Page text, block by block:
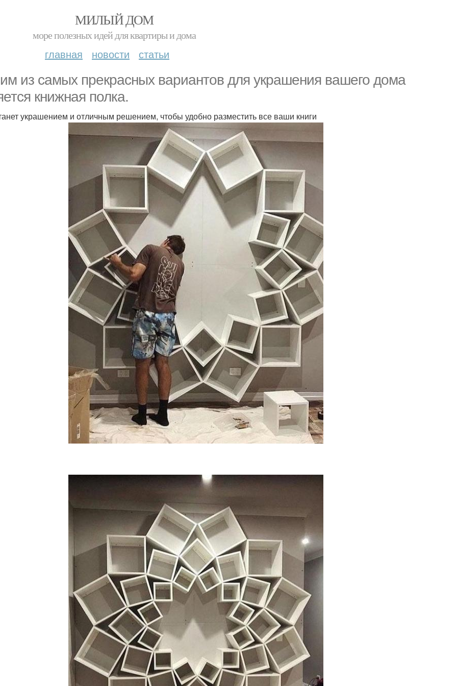
МИЛЫЙ ДОМ
море полезных идей для квартиры и дома
главная новости статьи
из самых прекрасных вариантов для украшения вашего дома
книжная полка.
украшением и отличным решением, чтобы удобно разместить все ваши книги